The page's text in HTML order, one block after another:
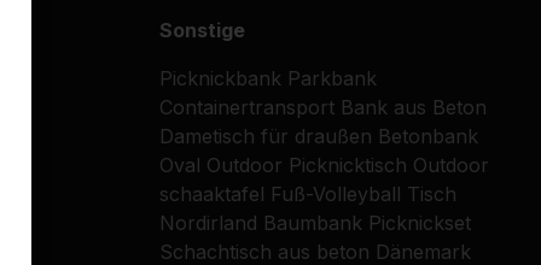
Sonstige
Picknickbank Parkbank
Containertransport Bank aus Beton
Dametisch für draußen Betonbank
Oval Outdoor Picknicktisch Outdoor
schaaktafel Fuß-Volleyball Tisch
Nordirland Baumbank Picknickset
Schachtisch aus beton Dänemark